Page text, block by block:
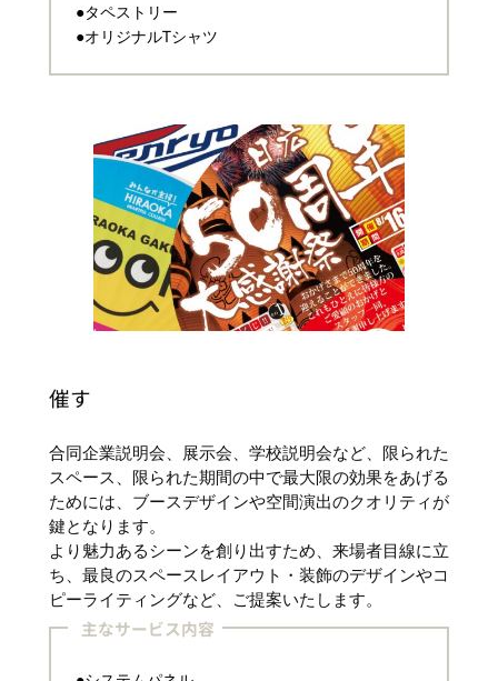
●タペストリー
●オリジナルTシャツ
催す
合同企業説明会、展示会、学校説明会など、限られた
スペース、限られた期間の中で最大限の効果をあげる
ためには、ブースデザインや空間演出のクオリティが
鍵となります。
より魅力あるシーンを創り出すため、来場者目線に立
ち、最良のスペースレイアウト・装飾のデザインやコ
ピーライティングなど、ご提案いたします。
主なサービス内容